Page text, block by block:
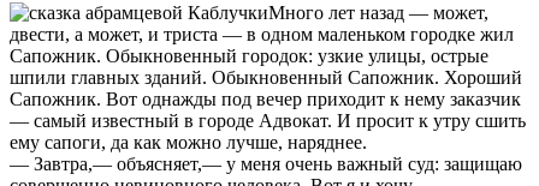
Много лет назад — может,
двести, а может, и триста — в одном маленьком городке жил
Сапожник. Обыкновенный городок: узкие улицы, острые
шпили главных зданий. Обыкновенный Сапожник. Хороший
Сапожник. Вот однажды под вечер приходит к нему заказчик
— самый известный в городе Адвокат. И просит к утру сшить
ему сапоги, да как можно лучше, наряднее.
— Завтра,— объясняет,— у меня очень важный суд: защищаю